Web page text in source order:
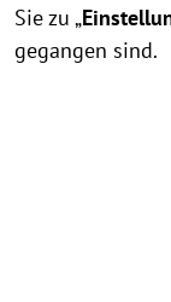
Sie zu „
gegangen sind.